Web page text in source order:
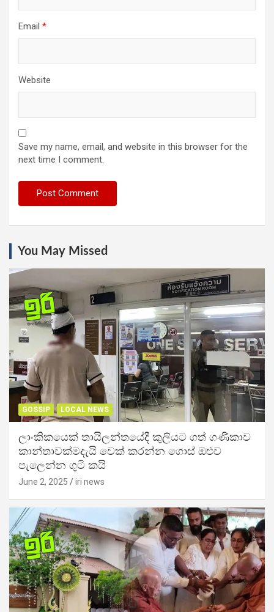
Email *
Website
Save my name, email, and website in this browser for the
next time I comment.
You May Missed
GOSSIP LOCAL NEWS
ලාංකිකයෙක් තායිලන්තයේදී කුලියට ගත් ගණිකාව
කාන්තාවක්මදැයි චෙක් කරන්න ගොස් ඔළුව
පැලෙන්න ගුටි කයි
June 2, 2025 iri news